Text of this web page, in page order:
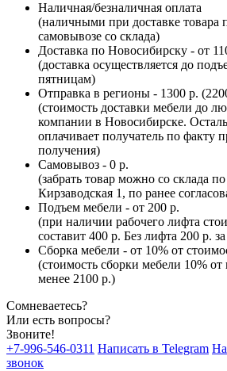
Наличная/безналичная оплата
(наличными при доставке товара
самовывозе со склада)
Доставка по Новосибирску - от
(доставка осуществляется до
пятницам)
Отправка в регионы - 1300 р.
(стоимость доставки мебели до
компании в Новосибирске.
оплачивает получатель по факту
получения)
Самовывоз - 0 р.
(забрать товар можно со склада по
Кирзаводская 1, по ранее
Подъем мебели - от 200 р.
(при наличии рабочего лифта
составит 400 р. Без лифта 200 р.
Сборка мебели - от 10% от
(стоимость сборки мебели 10%
менее 2100 р.)
Сомневаетесь?
Или есть вопросы?
Звоните!
+7-996-546-0311 Написать в Telegram
звонок